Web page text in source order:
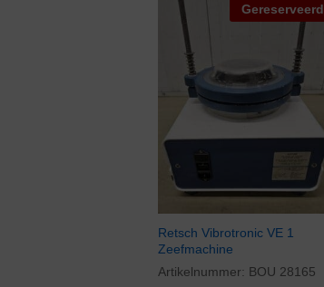
Gereserveerd
Retsch Vibrotronic VE 1
Zeefmachine
Artikelnummer: BOU 28165